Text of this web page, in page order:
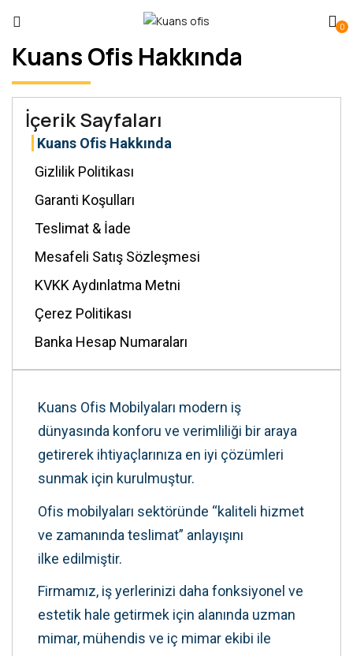
0
Kuans Ofis Hakkında
İçerik Sayfaları
Kuans Ofis Hakkında
Gizlilik Politikası
Garanti Koşulları
Teslimat & İade
Mesafeli Satış Sözleşmesi
KVKK Aydınlatma Metni
Çerez Politikası
Banka Hesap Numaraları
Kuans Ofis Mobilyaları modern iş
dünyasında konforu ve verimliliği bir araya
getirerek ihtiyaçlarınıza en iyi çözümleri
sunmak için kurulmuştur.
Ofis mobilyaları sektöründe “kaliteli hizmet
ve zamanında teslimat” anlayışını
ilke edilmiştir.
Firmamız, iş yerlerinizi daha fonksiyonel ve
estetik hale getirmek için alanında uzman
mimar, mühendis ve iç mimar ekibi ile